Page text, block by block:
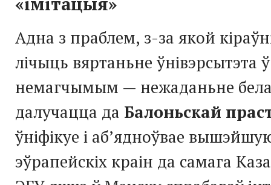
Адна з праблем, з-за якой
лічыць вяртаньне ўнівэрсытэта
немагчымым — нежаданьне
далучацца да Балоньскай
ўніфікуе і аб’ядноўвае
эўрапейскіх краін да самага